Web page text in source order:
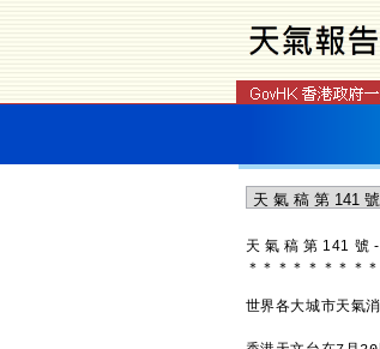
天 氣 稿 第 141 號
＊ ＊ ＊ ＊ ＊ ＊ ＊ ＊ ＊
世界各大城市天氣